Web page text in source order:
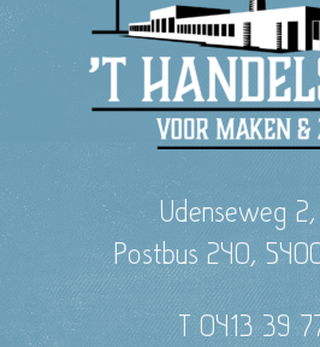
Udenseweg
Postbus 240,
T 0413 39